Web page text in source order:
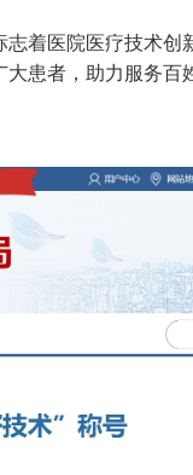
着医院医疗技术创
患者，助力服务百